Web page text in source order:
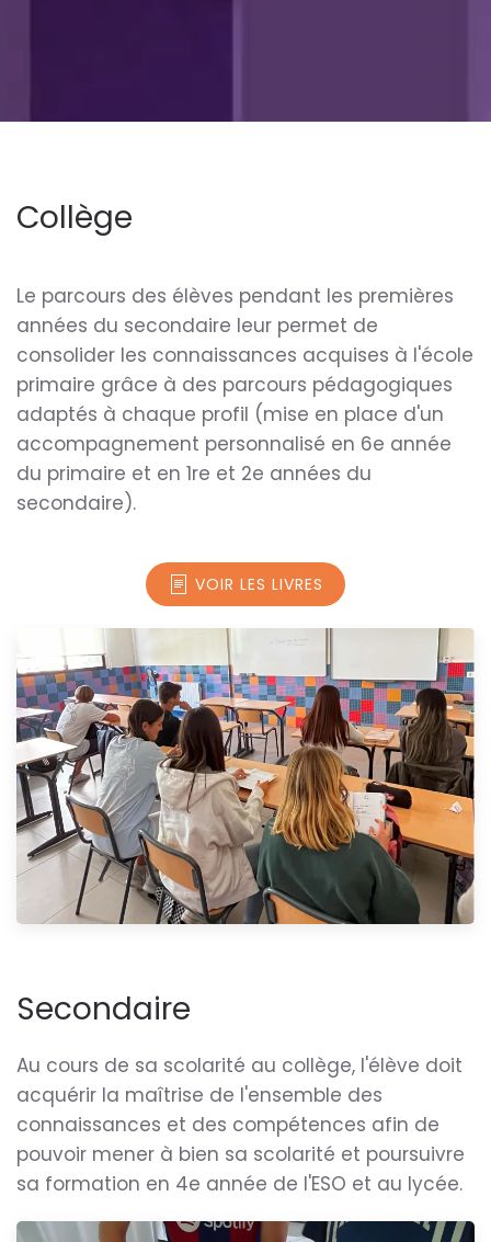
Collège
Le parcours des élèves pendant les premières
années du secondaire leur permet de
consolider les connaissances acquises à l'école
primaire grâce à des parcours pédagogiques
adaptés à chaque profil (mise en place d'un
accompagnement personnalisé en 6e année
du primaire et en 1re et 2e années du
secondaire).
VOIR LES LIVRES
Secondaire
Au cours de sa scolarité au collège, l'élève doit
acquérir la maîtrise de l'ensemble des
connaissances et des compétences afin de
pouvoir mener à bien sa scolarité et poursuivre
sa formation en 4e année de l'ESO et au lycée.